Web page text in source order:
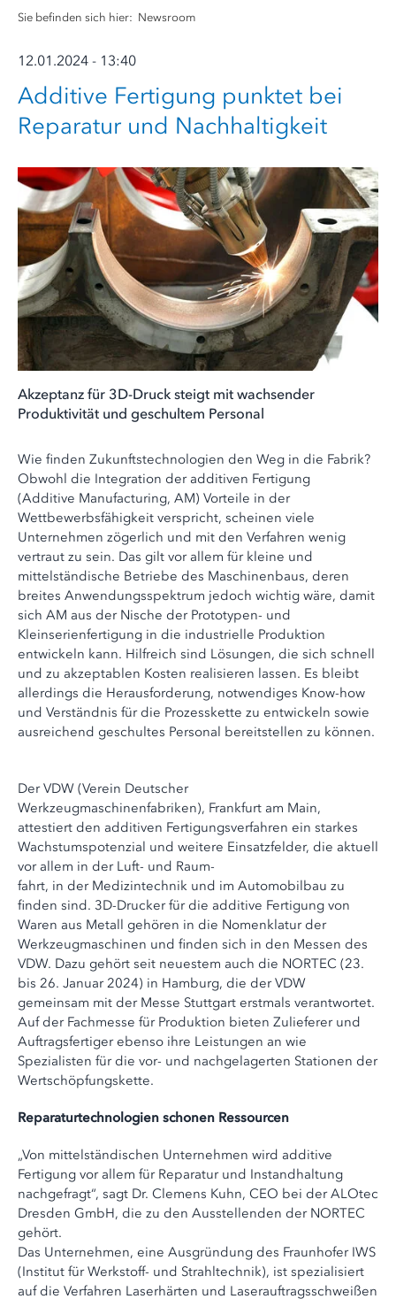
Sie befinden sich hier: Newsroom
12.01.2024 - 13:40
Additive Fertigung punktet bei
Reparatur und Nachhaltigkeit
Akzeptanz für 3D-Druck steigt mit wachsender
Produktivität und geschultem Personal
Wie finden Zukunftstechnologien den Weg in die Fabrik?
Obwohl die Integration der additiven Fertigung
(Additive Manufacturing, AM) Vorteile in der
Wettbewerbsfähigkeit verspricht, scheinen viele
Unternehmen zögerlich und mit den Verfahren wenig
vertraut zu sein. Das gilt vor allem für kleine und
mittelständische Betriebe des Maschinenbaus, deren
breites Anwendungsspektrum jedoch wichtig wäre, damit
sich AM aus der Nische der Prototypen- und
Kleinserienfertigung in die industrielle Produktion
entwickeln kann. Hilfreich sind Lösungen, die sich schnell
und zu akzeptablen Kosten realisieren lassen. Es bleibt
allerdings die Herausforderung, notwendiges Know-how
und Verständnis für die Prozesskette zu entwickeln sowie
ausreichend geschultes Personal bereitstellen zu können.
Der VDW (Verein Deutscher
Werkzeugmaschinenfabriken), Frankfurt am Main,
attestiert den additiven Fertigungsverfahren ein starkes
Wachstumspotenzial und weitere Einsatzfelder, die aktuell
vor allem in der Luft- und Raum-
fahrt, in der Medizintechnik und im Automobilbau zu
finden sind. 3D-Drucker für die additive Fertigung von
Waren aus Metall gehören in die Nomenklatur der
Werkzeugmaschinen und finden sich in den Messen des
VDW. Dazu gehört seit neuestem auch die NORTEC (23.
bis 26. Januar 2024) in Hamburg, die der VDW
gemeinsam mit der Messe Stuttgart erstmals verantwortet.
Auf der Fachmesse für Produktion bieten Zulieferer und
Auftragsfertiger ebenso ihre Leistungen an wie
Spezialisten für die vor- und nachgelagerten Stationen der
Wertschöpfungskette.
Reparaturtechnologien schonen Ressourcen
„Von mittelständischen Unternehmen wird additive
Fertigung vor allem für Reparatur und Instandhaltung
nachgefragt“, sagt Dr. Clemens Kuhn, CEO bei der ALOtec
Dresden GmbH, die zu den Ausstellenden der NORTEC
gehört.
Das Unternehmen, eine Ausgründung des Fraunhofer IWS
(Institut für Werkstoff- und Strahltechnik), ist spezialisiert
auf die Verfahren Laserhärten und Laserauftragsschweißen